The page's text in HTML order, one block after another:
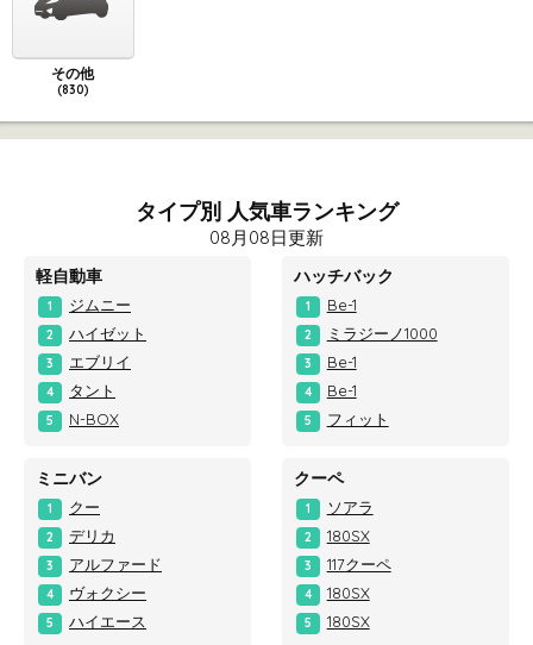
その他
(830)
タイプ別 人気車ランキング
08月08日更新
軽自動車
1 ジムニー
2 ハイゼット
3 エブリイ
4 タント
5 N-BOX
ハッチバック
1 Be-1
2 ミラジーノ1000
3 Be-1
4 Be-1
5 フィット
ミニバン
1 クー
2 デリカ
3 アルファード
4 ヴォクシー
5 ハイエース
クーペ
1 ソアラ
2 180SX
3 117クーペ
4 180SX
5 180SX